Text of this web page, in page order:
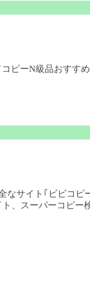
ピーN級品おすす
サイト｢ビビコ
、スーパーコピー